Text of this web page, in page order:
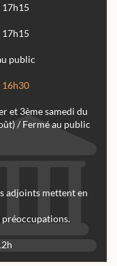
17h15
17h15
public
16h30
et 3ème samedi du
/ Fermé au public
adjoints mettent en
préoccupations.